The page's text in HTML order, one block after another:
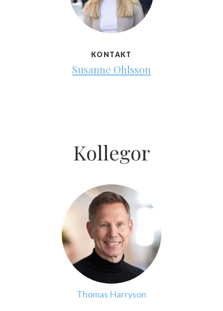
KONTAKT
Susanne Ohlsson
Kollegor
Thomas Harryson